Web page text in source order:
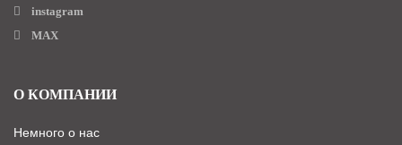
instagram
MAX
О КОМПАНИИ
Немного о нас